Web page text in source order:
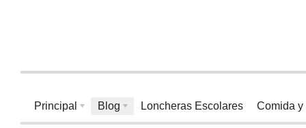
Principal Blog Loncheras Escolares Comida y